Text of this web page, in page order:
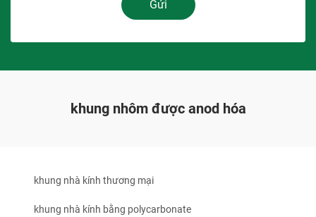
Gửi
khung nhôm được anod hóa
khung nhà kính thương mại
khung nhà kính bằng polycarbonate